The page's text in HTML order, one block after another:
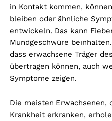
in Kontakt kommen,
bleiben oder ähnliche
entwickeln. Das kann
Mundgeschwüre
dass erwachsene Träger
übertragen können, auch
Symptome zeigen.
Die meisten Erwachsenen,
Krankheit erkranken,